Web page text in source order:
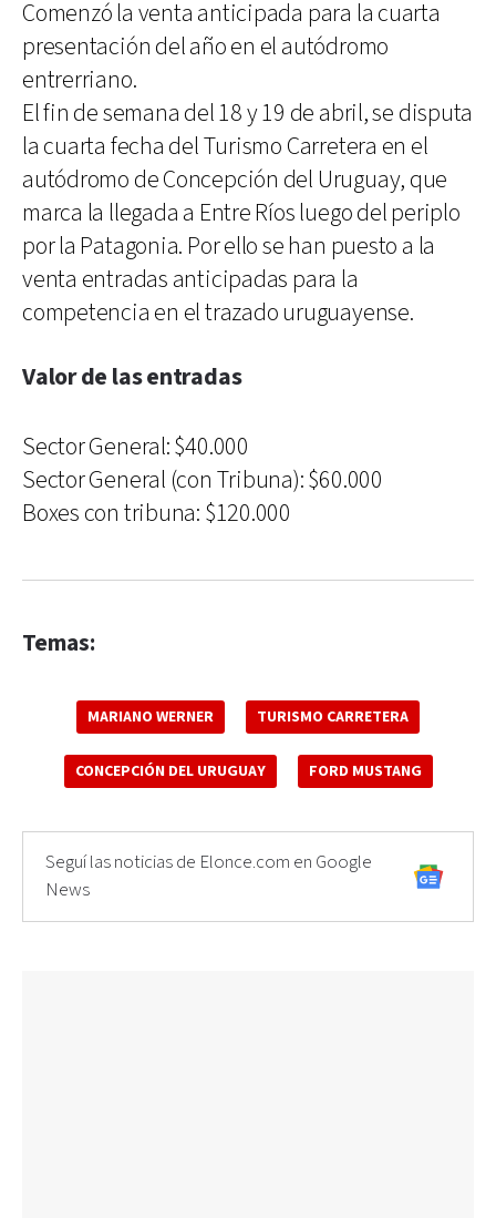
Comenzó la venta anticipada para la cuarta
presentación del año en el autódromo
entrerriano.
El fin de semana del 18 y 19 de abril, se disputa
la cuarta fecha del Turismo Carretera en el
autódromo de Concepción del Uruguay, que
marca la llegada a Entre Ríos luego del periplo
por la Patagonia. Por ello se han puesto a la
venta entradas anticipadas para la
competencia en el trazado uruguayense.
Valor de las entradas
Sector General: $40.000
Sector General (con Tribuna): $60.000
Boxes con tribuna: $120.000
Temas:
MARIANO WERNER TURISMO CARRETERA
CONCEPCIÓN DEL URUGUAY FORD MUSTANG
Seguí las noticias de Elonce.com en Google
News